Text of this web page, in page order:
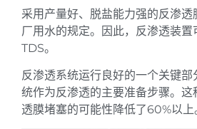
采用产量好、脱盐能力强的反渗
厂用水的规定。因此，反渗透装
TDS。
反渗透系统运行良好的一个关键
统作为反渗透的主要准备步骤。
透膜堵塞的可能性降低了60%以